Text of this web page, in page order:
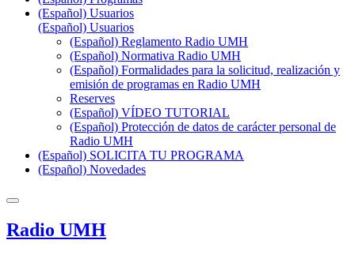
(Español) Usuarios
(Español) Usuarios
(Español) Reglamento Radio UMH
(Español) Normativa Radio UMH
(Español) Formalidades para la solicitud, realización y
emisión de programas en Radio UMH
Reserves
(Español) VÍDEO TUTORIAL
(Español) Protección de datos de carácter personal de
Radio UMH
(Español) SOLICITA TU PROGRAMA
(Español) Novedades
Radio UMH